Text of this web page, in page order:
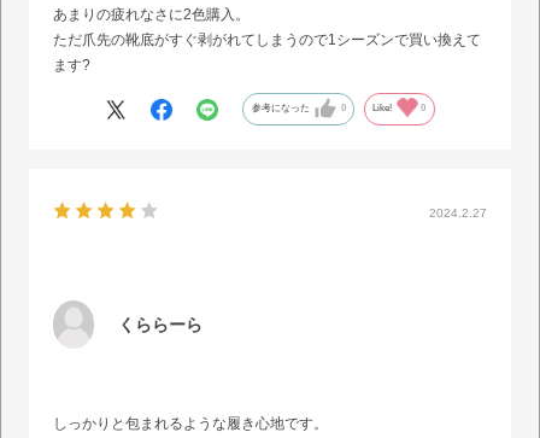
あまりの疲れなさに2色購入。
ただ爪先の靴底がすぐ剥がれてしまうので1シーズンで買い換えて
ます?
参考になった 0 Like! 0
2024.2.27
くららーら
しっかりと包まれるような履き心地です。